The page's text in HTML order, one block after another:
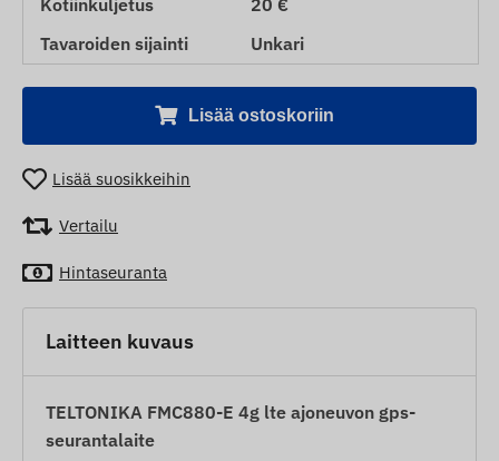
Tavaroiden sijainti
Unkari
Lisää ostoskoriin
Lisää suosikkeihin
Vertailu
Hintaseuranta
Laitteen kuvaus
TELTONIKA FMC880-E 4g lte ajoneuvon gps-
seurantalaite